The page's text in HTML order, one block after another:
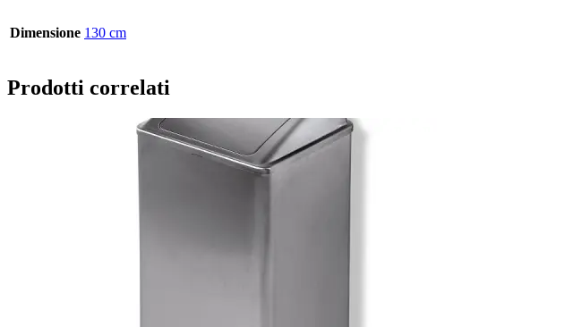
Dimensione 130 cm
Prodotti correlati